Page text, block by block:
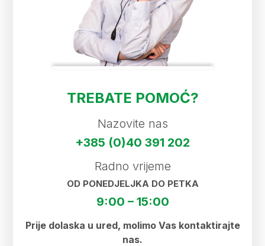
TREBATE POMOĆ?
Nazovite nas
+385 (0)40 391 202
Radno vrijeme
OD PONEDJELJKA DO PETKA
9:00 – 15:00
Prije dolaska u ured, molimo Vas kontaktirajte
nas.